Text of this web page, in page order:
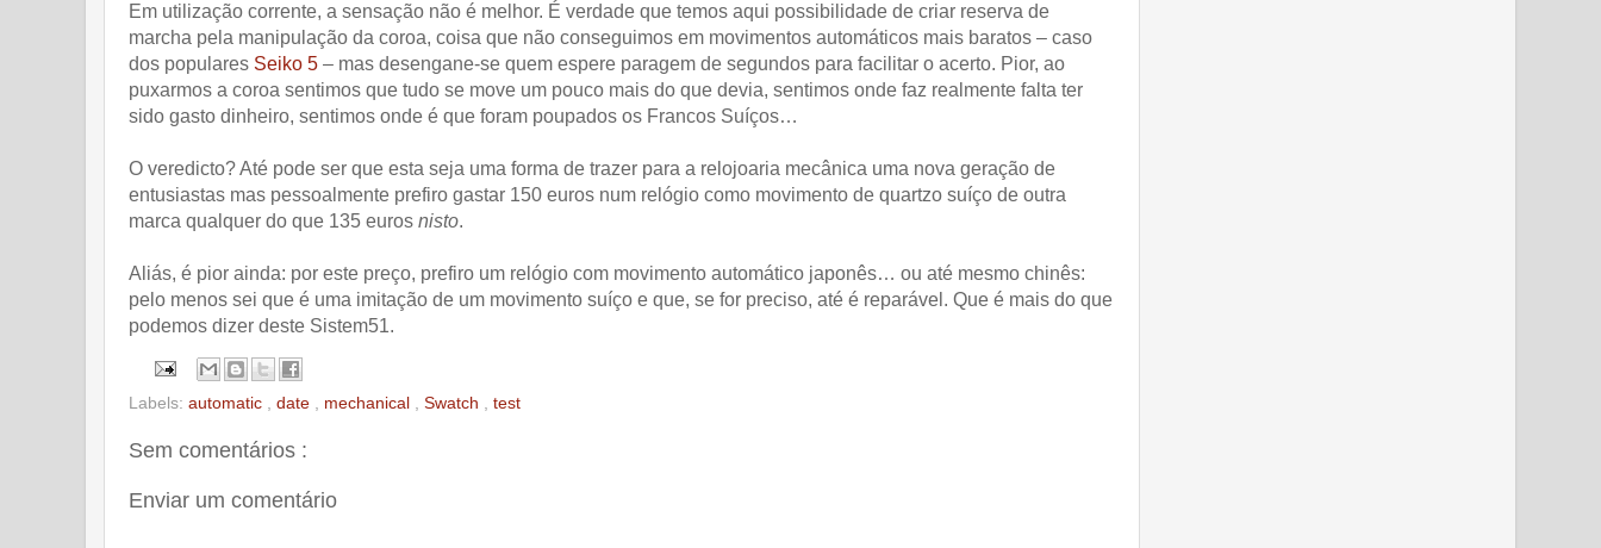
Em utilização corrente, a sensação não é melhor. É verdade que temos aqui possibilidade de criar reserva de
marcha pela manipulação da coroa, coisa que não conseguimos em movimentos automáticos mais baratos – caso
dos populares Seiko 5 – mas desengane-se quem espere paragem de segundos para facilitar o acerto. Pior, ao
puxarmos a coroa sentimos que tudo se move um pouco mais do que devia, sentimos onde faz realmente falta ter
sido gasto dinheiro, sentimos onde é que foram poupados os Francos Suíços…
O veredicto? Até pode ser que esta seja uma forma de trazer para a relojoaria mecânica uma nova geração de
entusiastas mas pessoalmente prefiro gastar 150 euros num relógio como movimento de quartzo suíço de outra
marca qualquer do que 135 euros nisto.
Aliás, é pior ainda: por este preço, prefiro um relógio com movimento automático japonês… ou até mesmo chinês:
pelo menos sei que é uma imitação de um movimento suíço e que, se for preciso, até é reparável. Que é mais do que
podemos dizer deste Sistem51.
Labels: automatic date mechanical Swatch test
Sem comentários :
Enviar um comentário